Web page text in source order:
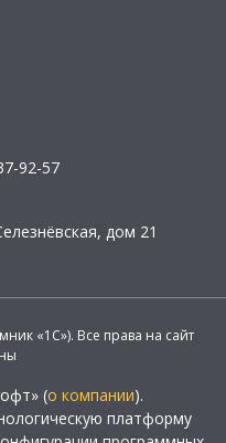
92-57
дом 21
«1С»). Все права на сайт
(о компании).
платформу